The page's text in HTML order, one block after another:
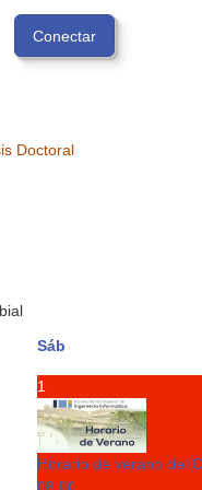
Sáb
1
Horario de verano del
Doctoral